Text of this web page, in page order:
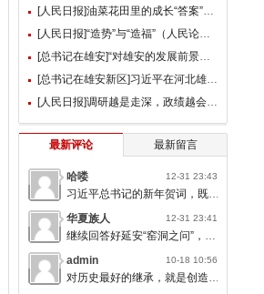
最新评论 最新留言
哈喽 12-31 23:43
习近平总书记的新年贺词，既充满温度，又饱含深情，太催人奋进了。
华夏族人
12-31 23:41
继续回答好延安“窑洞之问”，书写无愧于人民的时代答卷。
admin
10-18 10:56
对历史最好的继承，就是创造新的历史；对人类文明最大的礼敬，就是创造人类文明新形态。